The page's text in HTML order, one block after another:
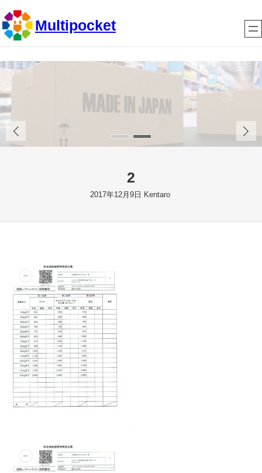
内
容
を
キ
プ
Multipocket
2
2017年12月9日 Kentaro